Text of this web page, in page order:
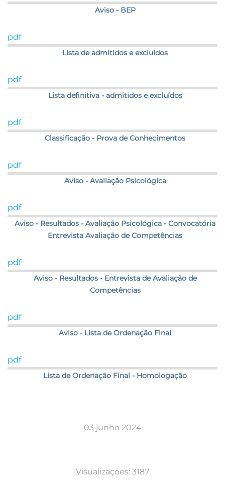
Aviso - BEP
pdf
Lista de admitidos e excluídos
pdf
Lista definitiva - admitidos e excluídos
pdf
Classificação - Prova de Conhecimentos
pdf
Aviso - Avaliação Psicológica
pdf
Aviso - Resultados - Avaliação Psicológica - Convocatória
Entrevista Avaliação de Competências
pdf
Aviso - Resultados - Entrevista de Avaliação de
Competências
pdf
Aviso - Lista de Ordenação Final
pdf
Lista de Ordenação Final - Homologação
03 junho 2024
Visualizações: 3187